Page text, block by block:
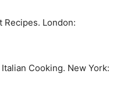
Recipes. London:
Cooking. New York: